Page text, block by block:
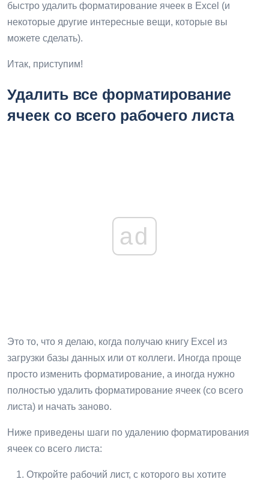
быстро удалить форматирование ячеек в Excel (и
некоторые другие интересные вещи, которые вы
можете сделать).
Итак, приступим!
Удалить все форматирование
ячеек со всего рабочего листа
ad
Это то, что я делаю, когда получаю книгу Excel из
загрузки базы данных или от коллеги. Иногда проще
просто изменить форматирование, а иногда нужно
полностью удалить форматирование ячеек (со всего
листа) и начать заново.
Ниже приведены шаги по удалению форматирования
ячеек со всего листа:
Откройте рабочий лист, с которого вы хотите